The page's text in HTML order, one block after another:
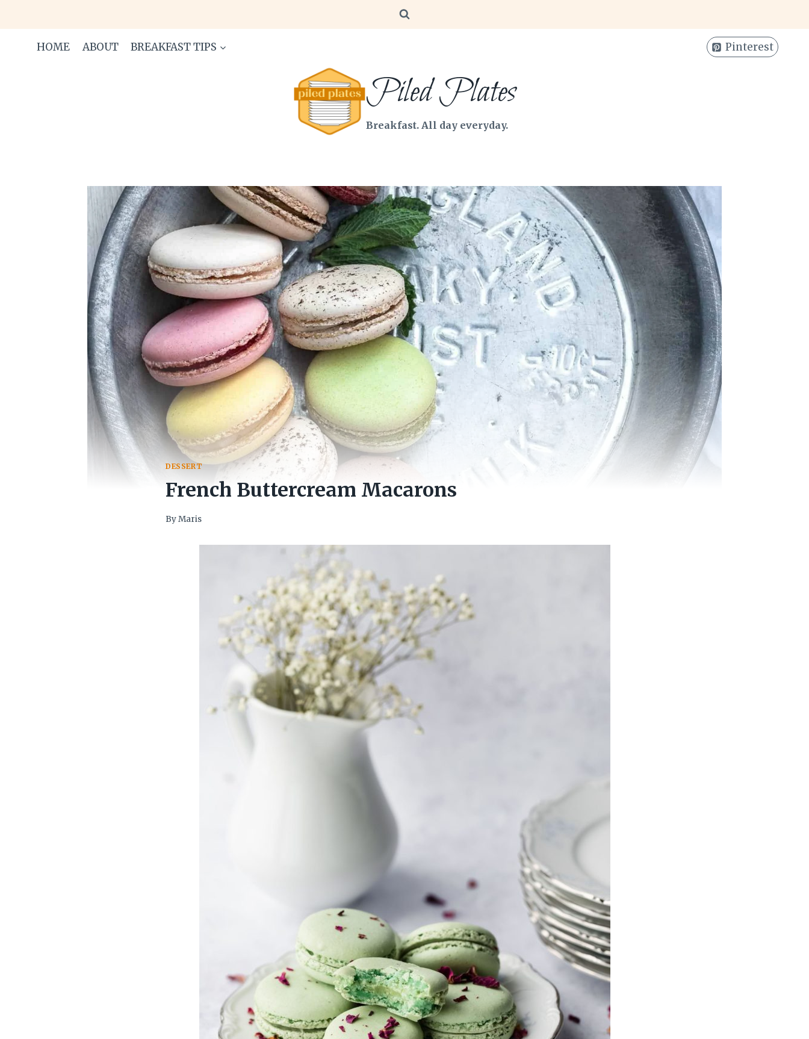
content
HOME ABOUT BREAKFAST TIPS Pinterest
Piled Plates
Breakfast. All day everyday.
DESSERT
French Buttercream Macarons
ByMaris